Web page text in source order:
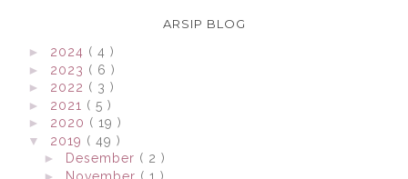
ARSIP BLOG
► 2024 ( 4 )
► 2023 ( 6 )
► 2022 ( 3 )
► 2021 ( 5 )
► 2020 ( 19 )
▼
2019 ( 49 )
►
Desember ( 2 )
►
November ( 1 )